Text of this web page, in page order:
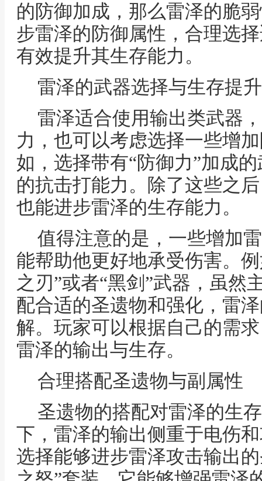
的防御加成，那么雷泽的脆
步雷泽的防御属性，合理选
有效提升其生存能力。
雷泽的武器选择与生存提升
雷泽适合使用输出类武器
力，也可以考虑选择一些增
如，选择带有“防御力”加成
的抗击打能力。除了这些之
也能进步雷泽的生存能力。
值得注意的是，一些增加
能帮助他更好地承受伤害。
之刃”或者“黑剑”武器，虽然
配合适的圣遗物和强化，雷
解。玩家可以根据自己的需
雷泽的输出与生存。
合理搭配圣遗物与副属性
圣遗物的搭配对雷泽的生
下，雷泽的输出侧重于电伤
选择能够进步雷泽攻击输出